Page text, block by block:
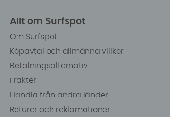
Allt om Surfspot
Om Surfspot
Köpavtal och allmänna villkor
Betalningsalternativ
Frakter
Handla från andra länder
Returer och reklamationer